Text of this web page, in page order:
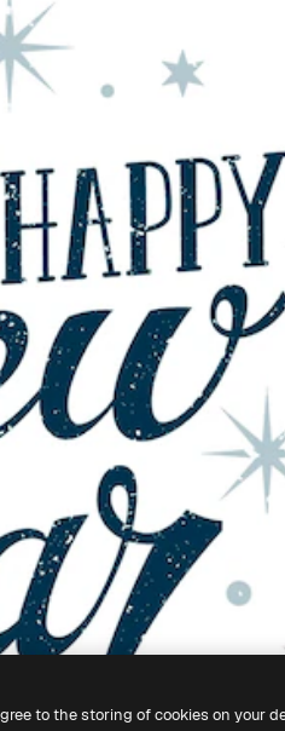
to the storing of cookies on your